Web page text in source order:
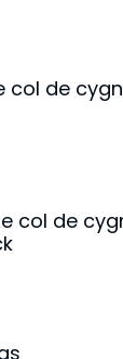
col de
col de